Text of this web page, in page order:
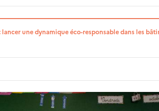
une dynamique éco-responsable dans les